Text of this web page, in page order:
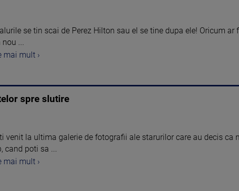
se tin scai de Perez Hilton sau el se tine dupa ele! Oricum ar
nou ...
mai mult ›
spre slutire
venit la ultima galerie de fotografii ale starurilor care au decis ca
cand poti sa ...
mai mult ›